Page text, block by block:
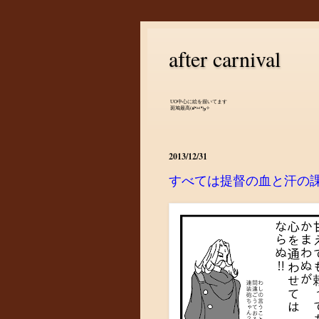
after carnival
UO中心に絵を描いてます
斑鳩最高(๑•̀ㅂ•́)و✧
2013/12/31
すべては提督の血と汗の